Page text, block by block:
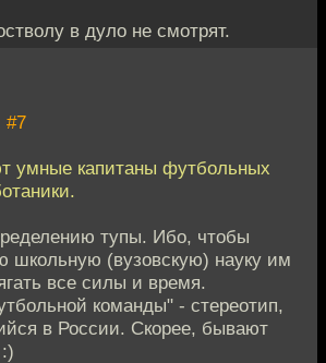
в дуло не смотрят.
#7
умные капитаны футбольных
тупы. Ибо, чтобы
школьную (вузовскую) науку им
все силы и время.
команды" - стереотип,
в России. Скорее, бывают